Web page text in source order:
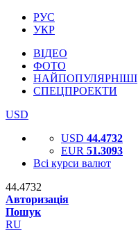
РУС
УКР
ВІДЕО
ФОТО
НАЙПОПУЛЯРНІШІ
СПЕЦПРОЕКТИ
USD
USD 44.4732
EUR 51.3093
Всі курси валют
44.4732
Авторизація
Пошук
RU